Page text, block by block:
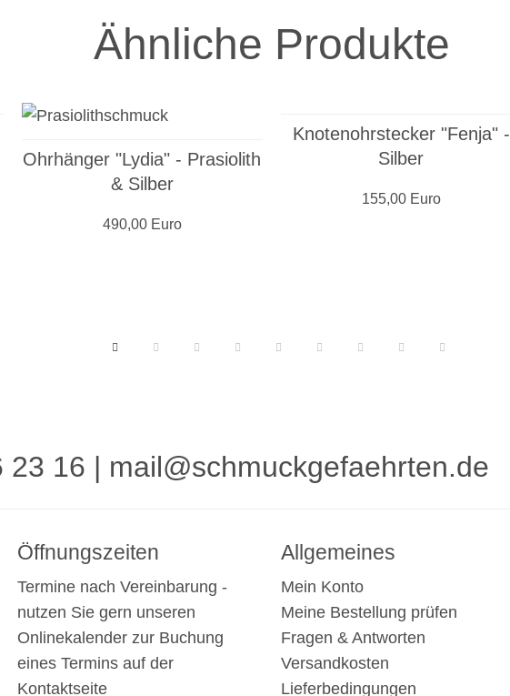
Ähnliche Produkte
Ohrhänger "Lydia" - Prasiolith
& Silber
490,00 Euro
Knotenohrstecker "Fenja" -
Silber
155,00 Euro
23 16 | mail@schmuckgefaehrten.de
Öffnungszeiten
Termine nach Vereinbarung -
nutzen Sie gern unseren
Onlinekalender zur Buchung
eines Termins auf der
Kontaktseite
Allgemeines
Mein Konto
Meine Bestellung prüfen
Fragen & Antworten
Versandkosten
Lieferbedingungen